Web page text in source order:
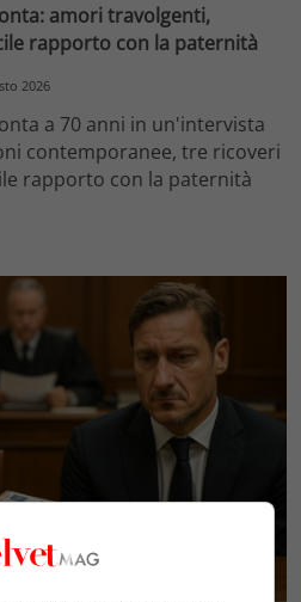
amori travolgenti,
rapporto con la paternità
2026
a 70 anni in un'intervista
contemporanee, tre ricoveri
rapporto con la paternità